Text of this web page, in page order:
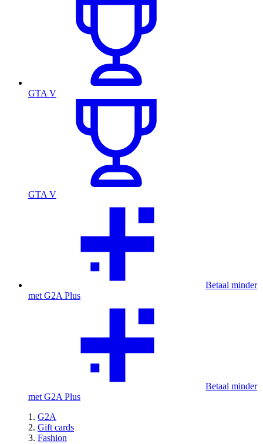
GTA V
GTA V
Betaal minder
met G2A Plus
Betaal minder
met G2A Plus
G2A
Gift cards
Fashion